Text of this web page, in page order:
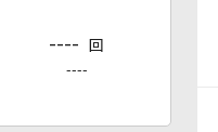
---- 回
----